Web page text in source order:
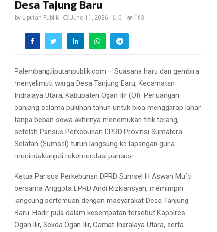
Desa Tajung Baru
by Liputan Publik June 11, 2026 0 103
Palembang,liputanpublik.com – Suasana haru dan gembira
menyelimuti warga Desa Tanjung Baru, Kecamatan
Indralaya Utara, Kabupaten Ogan Ilir (OI). Perjuangan
panjang selama puluhan tahun untuk bisa menggarap lahan
tanpa beban sewa akhirnya menemukan titik terang,
setelah Pansus Perkebunan DPRD Provinsi Sumatera
Selatan (Sumsel) turun langsung ke lapangan guna
menindaklanjuti rekomendasi pansus.
​Ketua Pansus Perkebunan DPRD Sumsel H Aswan Mufti
bersama Anggota DPRD Andi Rizkiansyah, memimpin
langsung pertemuan dengan masyarakat Desa Tanjung
Baru. Hadir pula dalam kesempatan tersebut Kapolres
Ogan Ilir, Sekda Ogan Ilir, Camat Indralaya Utara, serta